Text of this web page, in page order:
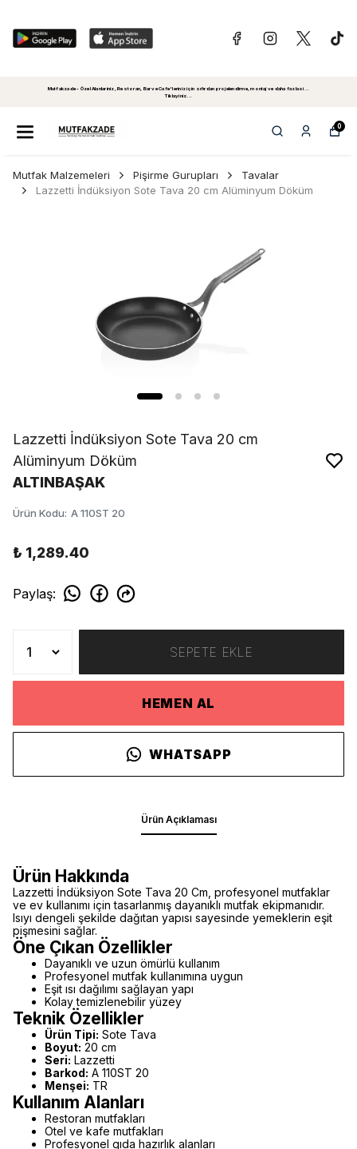
Mutfakzade - Özel Alanlariniz, Restoran, Bar ve Cafe'leriniz için sıfırdan projelendirme, montaj ve daha fazlasi...
Tiklayiniz...
0
Mutfak Malzemeleri Pişirme Gurupları
Tavalar
Lazzetti İndüksiyon Sote Tava 20 cm Alüminyum Döküm
Lazzetti İndüksiyon Sote Tava 20 cm
Alüminyum Döküm
ALTINBAŞAK
Ürün Kodu: A 110ST 20
₺ 1,289.40
Paylaş:
SEPETE EKLE
HEMEN AL
WHATSAPP
Ürün Açıklaması
Ürün Hakkında
Lazzetti İndüksiyon Sote Tava 20 Cm, profesyonel mutfaklar
ve ev kullanımı için tasarlanmış dayanıklı mutfak ekipmanıdır.
Isıyı dengeli şekilde dağıtan yapısı sayesinde yemeklerin eşit
pişmesini sağlar.
Öne Çıkan Özellikler
Dayanıklı ve uzun ömürlü kullanım
Profesyonel mutfak kullanımına uygun
Eşit ısı dağılımı sağlayan yapı
Kolay temizlenebilir yüzey
Teknik Özellikler
Ürün Tipi: Sote Tava
Boyut: 20 cm
Seri: Lazzetti
Barkod: A 110ST 20
Menşei: TR
Kullanım Alanları
Restoran mutfakları
Otel ve kafe mutfakları
Profesyonel gıda hazırlık alanları